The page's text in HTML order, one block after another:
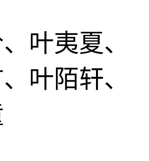
叶夷夏、
叶陌轩、